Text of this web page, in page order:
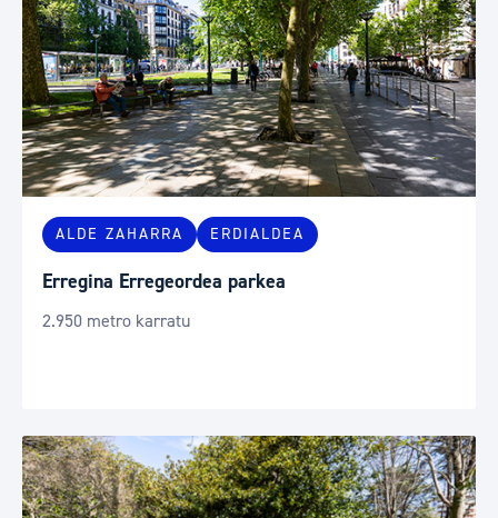
ALDE ZAHARRA ERDIALDEA
Erregina Erregeordea parkea
2.950 metro karratu